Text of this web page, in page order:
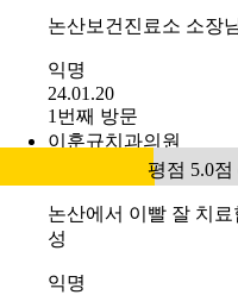
논산보건진료소 소장
익명
24.01.20
1번째 방문
이훈규치과의원
평점 5.0
논산에서 이빨 잘 치
성
익명